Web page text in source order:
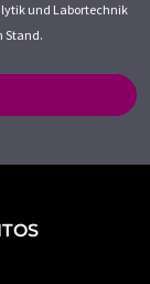
und Labortechnik
Stand.